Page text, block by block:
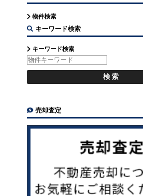
物件検索
キーワード検索
キーワード検索
売却査定